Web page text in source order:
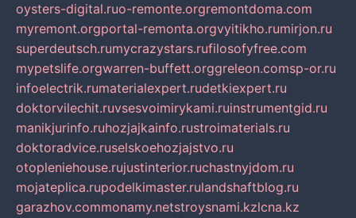
oysters-digital.ruo-remonte.orgremontdoma.com
myremont.orgportal-remonta.orgvyitikho.rumirjon.ru
superdeutsch.rumycrazystars.rufilosofyfree.com
mypetslife.orgwarren-buffett.orggreleon.comsp-or.ru
infoelectrik.rumaterialexpert.rudetkiexpert.ru
doktorvilechit.ruvsesvoimirykami.ruinstrumentgid.ru
manikjurinfo.ruhozjajkainfo.rustroimaterials.ru
doktoradvice.ruselskoehozjajstvo.ru
otopleniehouse.rujustinterior.ruchastnyjdom.ru
mojateplica.rupodelkimaster.rulandshaftblog.ru
garazhov.commonamy.netstroysnami.kzlcna.kz